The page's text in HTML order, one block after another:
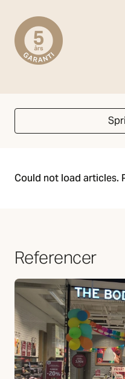
Could not load articles.
Referencer